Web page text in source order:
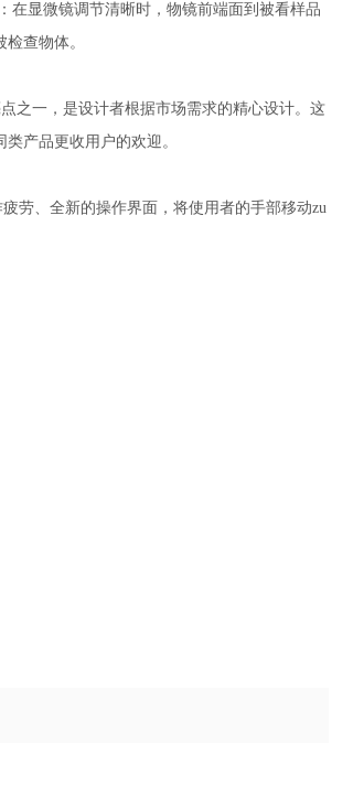
在显微镜调节清晰时，物镜前端面到被看样品
查物体。
之一，是设计者根据市场需求的精心设计。这
产品更收用户的欢迎。
、全新的操作界面，将使用者的手部移动zu